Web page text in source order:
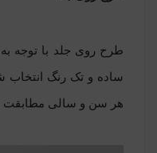
طرح روی جلد با توجه به
ساده و تک رنگ
هر سن و سالی مطابقت